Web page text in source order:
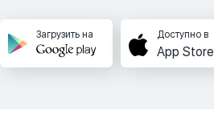
Загрузить на Доступно в
App Store